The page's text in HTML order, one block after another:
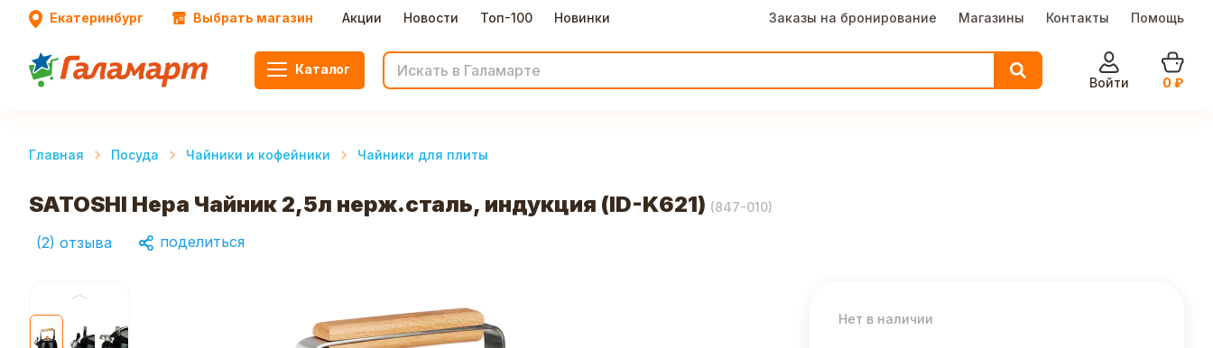
Екатеринбург Выбрать магазин Акции Новости Топ-100 Новинки Заказы на бронирование Магазины Контакты Помощь
Каталог
Войти
0 ₽
Главная Посуда Чайники и кофейники Чайники для плиты
SATOSHI Нера Чайник 2,5л нерж.сталь, индукция (ID-K621) (847-010)
(2) отзыва поделиться
Нет в наличии